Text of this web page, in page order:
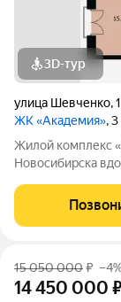
3D-тур
улица Шевченко,
ЖК «Академия»,
Жилой комплекс
Новосибирска
имеет чистую
развивается,
15 050 000₽
14 450 000